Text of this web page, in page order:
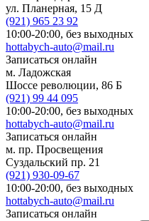
ул. Планерная, 15 Д
(921) 965 23 92
10:00-20:00, без выходных
hottabych-auto@mail.ru
Записаться онлайн
м. Ладожская
Шоссе революции, 86 Б
(921) 99 44 095
10:00-20:00, без выходных
hottabych-auto@mail.ru
Записаться онлайн
м. пр. Просвещения
Суздальский пр. 21
(921) 930-09-67
10:00-20:00, без выходных
hottabych-auto@mail.ru
Записаться онлайн